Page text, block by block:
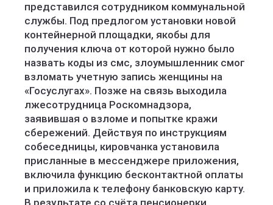
представился сотрудником коммунальной
службы. Под предлогом установки новой
контейнерной площадки, якобы для
получения ключа от которой нужно было
назвать коды из смс, злоумышленник смог
взломать учетную запись женщины на
«Госуслугах». Позже на связь выходила
лжесотрудница Роскомнадзора,
заявившая о взломе и попытке кражи
сбережений. Действуя по инструкциям
собеседницы, кировчанка установила
присланные в мессенджере приложения,
включила функцию бесконтактной оплаты
и приложила к телефону банковскую карту.
В результате со счёта пенсионерки